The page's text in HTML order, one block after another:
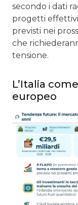
secondo i dati
progetti
previsti nei
che
tensione.
L’Italia
europeo